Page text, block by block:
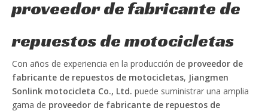
proveedor de fabricante de
repuestos de motocicletas
Con años de experiencia en la producción de proveedor de
fabricante de repuestos de motocicletas, Jiangmen
Sonlink motocicleta Co., Ltd. puede suministrar una amplia
gama de proveedor de fabricante de repuestos de